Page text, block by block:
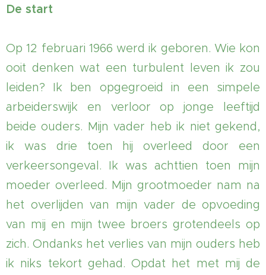
De start
Op 12 februari 1966 werd ik geboren. Wie kon
ooit denken wat een turbulent leven ik zou
leiden? Ik ben opgegroeid in een simpele
arbeiderswijk en verloor op jonge leeftijd
beide ouders. Mijn vader heb ik niet gekend,
ik was drie toen hij overleed door een
verkeersongeval. Ik was achttien toen mijn
moeder overleed. Mijn grootmoeder nam na
het overlijden van mijn vader de opvoeding
van mij en mijn twee broers grotendeels op
zich. Ondanks het verlies van mijn ouders heb
ik niks tekort gehad. Opdat het met mij de